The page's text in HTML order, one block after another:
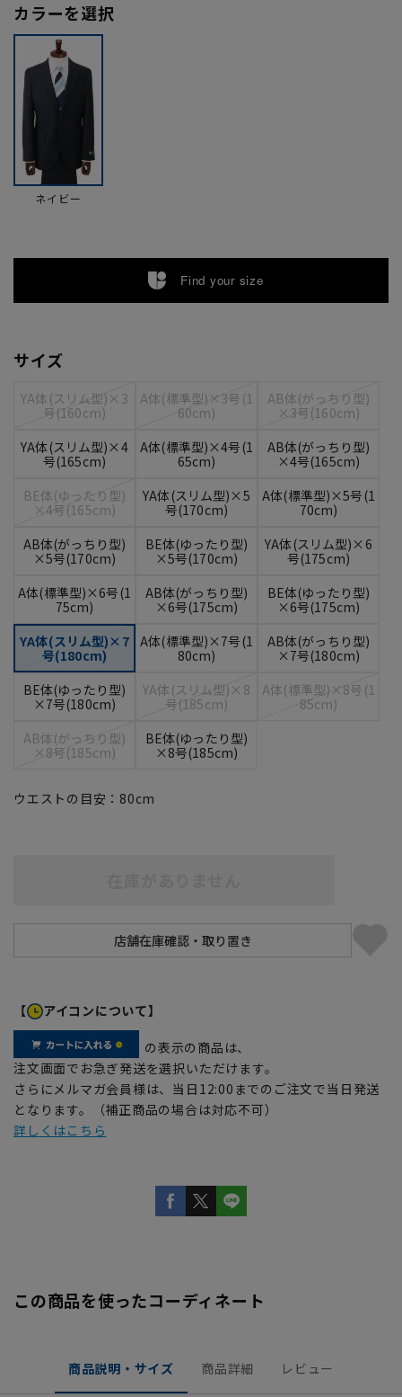
カラーを選択
ネイビー
Find your size
サイズ
YA体(スリム型)×3
号(160cm)
A体(標準型)×3号(1
60cm)
AB体(がっちり型)
×3号(160cm)
YA体(スリム型)×4
号(165cm)
A体(標準型)×4号(1
65cm)
AB体(がっちり型)
×4号(165cm)
BE体(ゆったり型)
×4号(165cm)
YA体(スリム型)×5
号(170cm)
A体(標準型)×5号(1
70cm)
AB体(がっちり型)
×5号(170cm)
BE体(ゆったり型)
×5号(170cm)
YA体(スリム型)×6
号(175cm)
A体(標準型)×6号(1
75cm)
AB体(がっちり型)
×6号(175cm)
BE体(ゆったり型)
×6号(175cm)
YA体(スリム型)×7
号(180cm)
A体(標準型)×7号(1
80cm)
AB体(がっちり型)
×7号(180cm)
BE体(ゆったり型)
×7号(180cm)
YA体(スリム型)×8
号(185cm)
A体(標準型)×8号(1
85cm)
AB体(がっちり型)
×8号(185cm)
BE体(ゆったり型)
×8号(185cm)
ウエストの目安： 80cm
【 アイコンについて】
の表示の商品は、
注文画面でお急ぎ発送を選択いただけます。
さらにメルマガ会員様は、当日12:00までのご注文で当日発送
となります。（補正商品の場合は対応不可）
詳しくはこちら
この商品を使ったコーディネート
商品説明・サイズ 商品詳細 レビュー